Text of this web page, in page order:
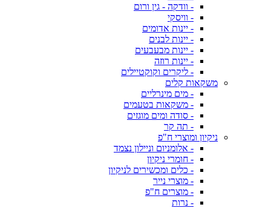
- וודקה - גין ורום
- וויסקי
- יינות אדומים
- יינות לבנים
- יינות מבעבעים
- יינות רוזה
- ליקרים וקוקטיילים
משקאות קלים
- מים מינרליים
- משקאות בטעמים
- סודה ומים מוגזים
- תה קר
ניקיון ומוצרי ח"פ
- אלומניום וניילון נצמד
- חומרי ניקיון
- כלים ומכשירים לניקיון
- מוצרי נייר
- מוצרים ח"פ
- נרות